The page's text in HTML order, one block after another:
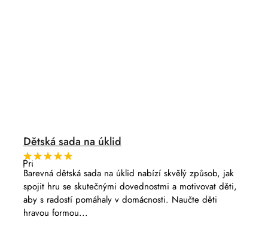
Dětská sada na úklid
Průměrné
hodnocení
produktu
je
5,0
z
5
Barevná dětská sada na úklid nabízí skvělý způsob, jak
spojit hru se skutečnými dovednostmi a motivovat děti,
aby s radostí pomáhaly v domácnosti. Naučte děti
hravou formou...